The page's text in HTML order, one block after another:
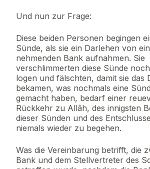
Und nun zur Frage:
Diese beiden Personen begingen
Sünde, als sie ein Darlehen von
nehmenden Bank aufnahmen. Sie
verschlimmerten diese Sünde
logen und fälschten, damit sie das
bekamen, was nochmals eine
gemacht haben, bedarf einer
Rückkehr zu Allâh, des innigsten
dieser Sünden und des
niemals wieder zu begehen.
Was die Vereinbarung betrifft, die
Bank und dem Stellvertreter des